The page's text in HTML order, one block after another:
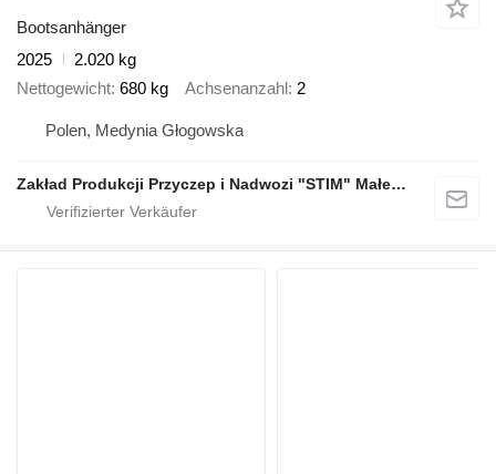
Bootsanhänger
2025
2.020 kg
Nettogewicht 680 kg Achsenanzahl 2
Polen, Medynia Głogowska
Zakład Produkcji Przyczep i Nadwozi "STIM" Małecki s.j.